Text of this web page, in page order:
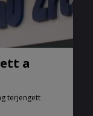
a
terjengett